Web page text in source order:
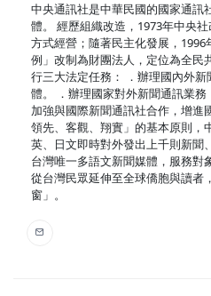
中央通訊社是中華民國的國家通訊
體。 經歷組織改造，1973年中央
方式經營；隨著民主化發展，
例」改制為財團法人，定位為全民
行三大法定任務： ．辦理國內外
體。 ．辦理國家對外新聞通訊業務
加強與國際新聞通訊社合作，增進
領先、客觀、翔實」的基本原則，
英、日文即時對外發出上千則新聞
台灣唯一多語文新聞媒體，服務對
從台灣民眾延伸至全球僑胞與讀者
窗」。